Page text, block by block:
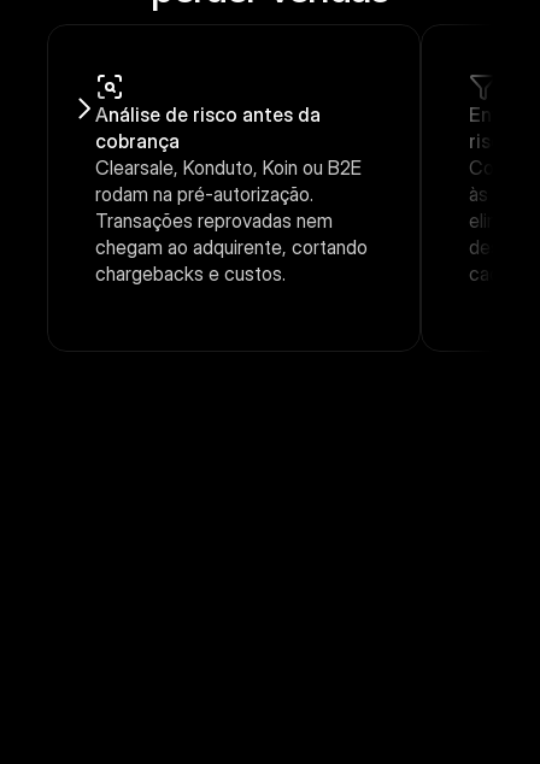
Análise de risco antes da
cobrança
Clearsale, Konduto, Koin ou B2E
rodam na pré-autorização.
Transações reprovadas nem
chegam ao adquirente, cortando
chargebacks e custos.
Envie
risco
às
cada